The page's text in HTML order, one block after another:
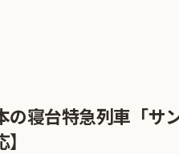
の寝台特急列車「サ